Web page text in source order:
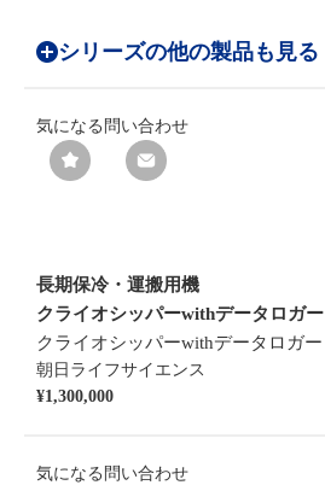
シリーズの他の製品も見る
気になる 問い合わせ
長期保冷・運搬用機
クライオシッパーwithデータロガー
クライオシッパーwithデータロガー
朝日ライフサイエンス
¥1,300,000
気になる 問い合わせ